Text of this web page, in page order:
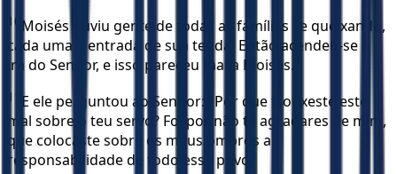
10 Moisés ouviu gente de todas as famílias se queixando,
cada uma à entrada de sua tenda. Então acendeu-se a
ira do Senhor, e isso pareceu mal a Moisés.
11
E ele perguntou ao Senhor: "Por que trouxeste este
mal sobre o teu servo? Foi por não te agradares de mim,
que colocaste sobre os meus ombros a
responsabilidade de todo esse povo?